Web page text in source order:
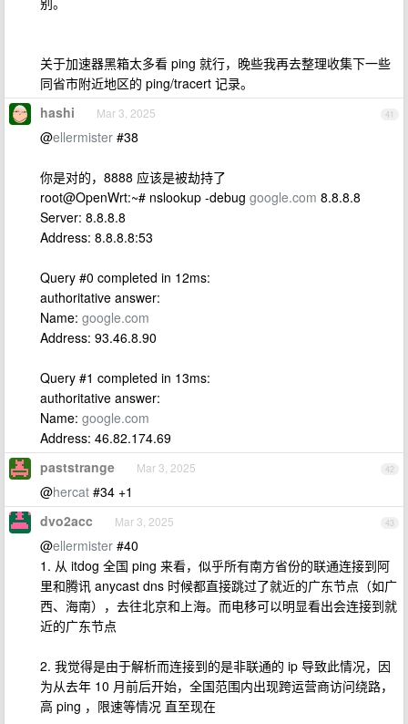
关于加速器黑箱太多看 ping 就行，晚些我再去整理收集下一些
同省市附近地区的 ping/tracert 记录。
41
hashi Mar 3, 2025
@ellermister #38
你是对的，8888 应该是被劫持了
root@OpenWrt:~# nslookup -debug google.com 8.8.8.8
Server: 8.8.8.8
Address: 8.8.8.8:53
Query #0 completed in 12ms:
authoritative answer:
Name: google.com
Address: 93.46.8.90
Query #1 completed in 13ms:
authoritative answer:
Name: google.com
Address: 46.82.174.69
42
paststrange Mar 3, 2025
@hercat #34 +1
43
dvo2acc Mar 3, 2025
@ellermister #40
1. 从 itdog 全国 ping 来看，似乎所有南方省份的联通连接到阿
里和腾讯 anycast dns 时候都直接跳过了就近的广东节点（如广
西、海南），去往北京和上海。而电移可以明显看出会连接到就
近的广东节点
2. 我觉得是由于解析而连接到的是非联通的 ip 导致此情况，因
为从去年 10 月前后开始，全国范围内出现跨运营商访问绕路，
高 ping ，限速等情况 直至现在